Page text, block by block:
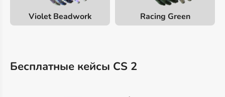
Violet Beadwork Racing Green
Бесплатные кейсы CS 2